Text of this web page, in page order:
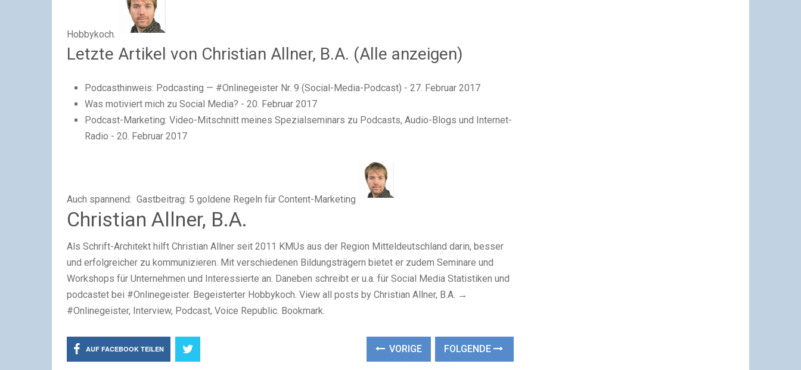
Hobbykoch.
Letzte Artikel von Christian Allner, B.A. (Alle anzeigen)
Podcasthinweis: Podcasting — #Onlinegeister Nr. 9 (Social-Media-Podcast) - 27. Februar 2017
Was motiviert mich zu Social Media? - 20. Februar 2017
Podcast-Marketing: Video-Mitschnitt meines Spezialseminars zu Podcasts, Audio-Blogs und Internet-
Radio - 20. Februar 2017
Auch spannend: Gastbeitrag: 5 goldene Regeln für Content-Marketing
Christian Allner, B.A.
Als Schrift-Architekt hilft Christian Allner seit 2011 KMUs aus der Region Mitteldeutschland darin, besser
und erfolgreicher zu kommunizieren. Mit verschiedenen Bildungsträgern bietet er zudem Seminare und
Workshops für Unternehmen und Interessierte an. Daneben schreibt er u.a. für Social Media Statistiken und
podcastet bei #Onlinegeister. Begeisterter Hobbykoch. View all posts by Christian Allner, B.A. →
#Onlinegeister, Interview, Podcast, Voice Republic. Bookmark.
AUF FACEBOOK TEILEN VORIGE FOLGENDE